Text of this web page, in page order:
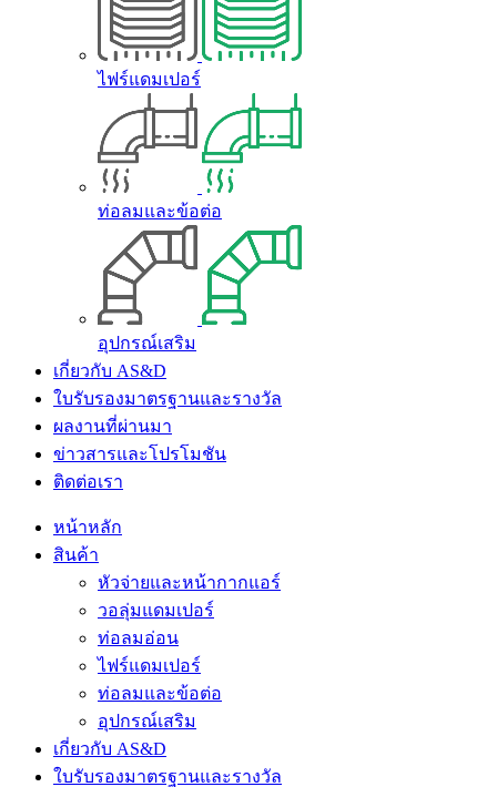
ไฟร์แดมเปอร์
ท่อลมและข้อต่อ
อุปกรณ์เสริม
เกี่ยวกับ AS&D
ใบรับรองมาตรฐานและรางวัล
ผลงานที่ผ่านมา
ข่าวสารและโปรโมชัน
ติดต่อเรา
หน้าหลัก
สินค้า
หัวจ่ายและหน้ากากแอร์
วอลุ่มแดมเปอร์
ท่อลมอ่อน
ไฟร์แดมเปอร์
ท่อลมและข้อต่อ
อุปกรณ์เสริม
เกี่ยวกับ AS&D
ใบรับรองมาตรฐานและรางวัล